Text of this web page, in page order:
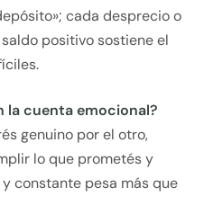
cada desprecio o
positivo sostiene el
la cuenta emocional?
genuino por el otro,
lo que prometés y
constante pesa más que